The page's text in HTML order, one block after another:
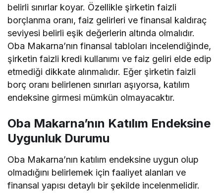
belirli sınırlar koyar. Özellikle şirketin faizli
borçlanma oranı, faiz gelirleri ve finansal kaldıraç
seviyesi belirli eşik değerlerin altında olmalıdır.
Oba Makarna’nın finansal tabloları incelendiğinde,
şirketin faizli kredi kullanımı ve faiz geliri elde edip
etmediği dikkate alınmalıdır. Eğer şirketin faizli
borç oranı belirlenen sınırları aşıyorsa, katılım
endeksine girmesi mümkün olmayacaktır.
Oba Makarna’nın Katılım Endeksine
Uygunluk Durumu
Oba Makarna’nın katılım endeksine uygun olup
olmadığını belirlemek için faaliyet alanları ve
finansal yapısı detaylı bir şekilde incelenmelidir.